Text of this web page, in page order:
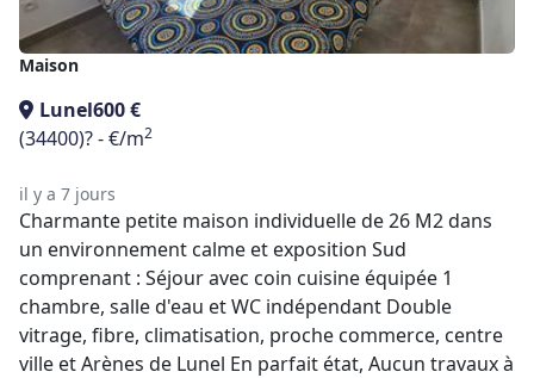
Maison
Lunel600 €
(34400)? - €/m2
il y a 7 jours
Charmante petite maison individuelle de 26 M2 dans
un environnement calme et exposition Sud
comprenant : Séjour avec coin cuisine équipée 1
chambre, salle d'eau et WC indépendant Double
vitrage, fibre, climatisation, proche commerce, centre
ville et Arènes de Lunel En parfait état, Aucun travaux à